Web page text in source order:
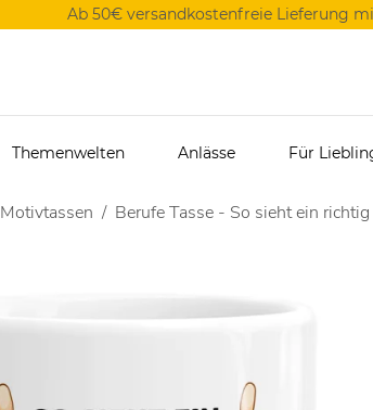
Ab 50€ versandkostenfreie Lieferung
Themenwelten Anlässe Für
Motivtassen Berufe Tasse - So sieht ein